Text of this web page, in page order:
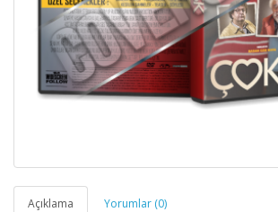
Açıklama Yorumlar (0)